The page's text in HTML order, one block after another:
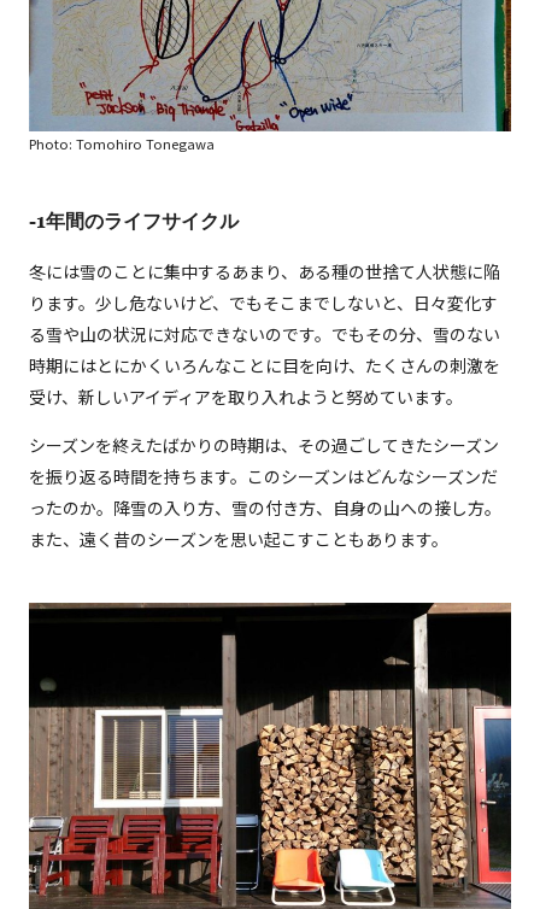
Photo: Tomohiro Tonegawa
-1年間のライフサイクル
冬には雪のことに集中するあまり、ある種の世捨て人状態に陥
ります。少し危ないけど、でもそこまでしないと、日々変化す
る雪や山の状況に対応できないのです。でもその分、雪のない
時期にはとにかくいろんなことに目を向け、たくさんの刺激を
受け、新しいアイディアを取り入れようと努めています。
シーズンを終えたばかりの時期は、その過ごしてきたシーズン
を振り返る時間を持ちます。このシーズンはどんなシーズンだ
ったのか。降雪の入り方、雪の付き方、自身の山への接し方。
また、遠く昔のシーズンを思い起こすこともあります。